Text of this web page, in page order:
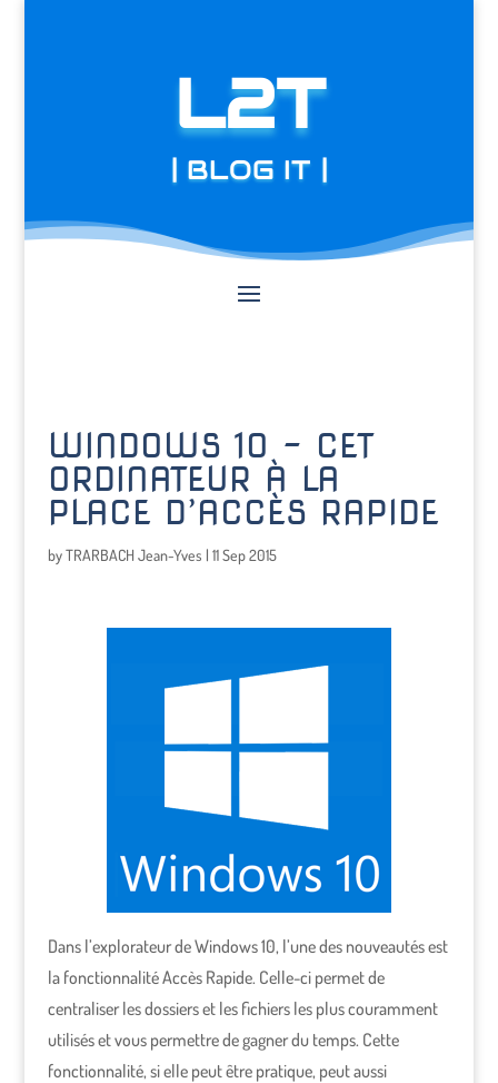
L2T
| BLOG IT |
WINDOWS 10 – CET
ORDINATEUR À LA
PLACE D’ACCÈS RAPIDE
byTRARBACH Jean-Yves | 11 Sep 2015
Dans l’explorateur de Windows 10, l’une des nouveautés est
la fonctionnalité Accès Rapide. Celle-ci permet de
centraliser les dossiers et les fichiers les plus couramment
utilisés et vous permettre de gagner du temps. Cette
fonctionnalité, si elle peut être pratique, peut aussi